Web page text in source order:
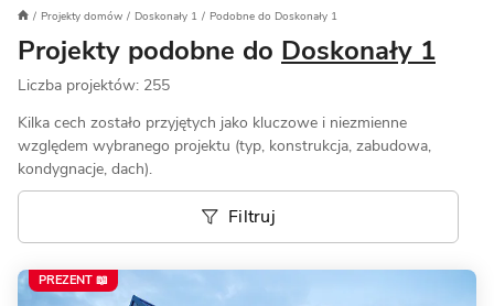
Projekty domów Doskonały 1 Podobne do Doskonały 1
Projekty podobne do Doskonały 1
Liczba projektów: 255
Kilka cech zostało przyjętych jako kluczowe i niezmienne
względem wybranego projektu (typ, konstrukcja, zabudowa,
kondygnacje, dach).
Filtruj
PREZENT 📖